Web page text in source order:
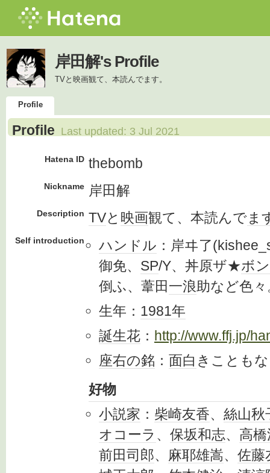
岸田解's Profile
TVと映画観て、本読んでます。
Profile
Profile Last updated: 3 Jul 2021
Hatena ID thebomb
Nickname 岸田解
Description TVと 映画観て、本読んでま
Self introduction ハンドル ：岸ヰ了
御免、 SP/Y、丼原ザ★ボン
倒ふ、葦田 一浪助など色々
生年： 1981年
誕生花 ： http://www.ffj.jp/
座右の銘 ： 面白 きことも
好物
小説家 ： 柴崎友香、 絲山秋
オコーラ 、 保坂和志、 高
前田司郎、 麻耶雄嵩、 佐藤